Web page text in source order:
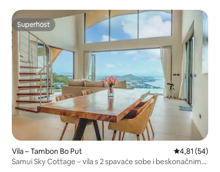
Superhost
Superhost
Vila – Tambon Bo Put Prosječna
4,81 (54)
Samui Sky Cottage – vila s 2 spavaće sobe i beskonačnim